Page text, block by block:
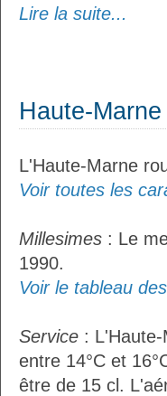
Lire la suite...
Haute-
L'Haute-Marne
Voir toutes les
Millesimes : Le
1990.
Voir le tableau
Service :
entre 14°C et
être de 15 cl.